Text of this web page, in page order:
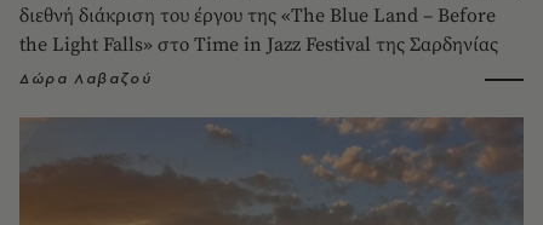
διεθνή διάκριση του έργου της «The Blue Land – Before
the Light Falls» στο Time in Jazz Festival της Σαρδηνίας
Δώρα Λαβαζού